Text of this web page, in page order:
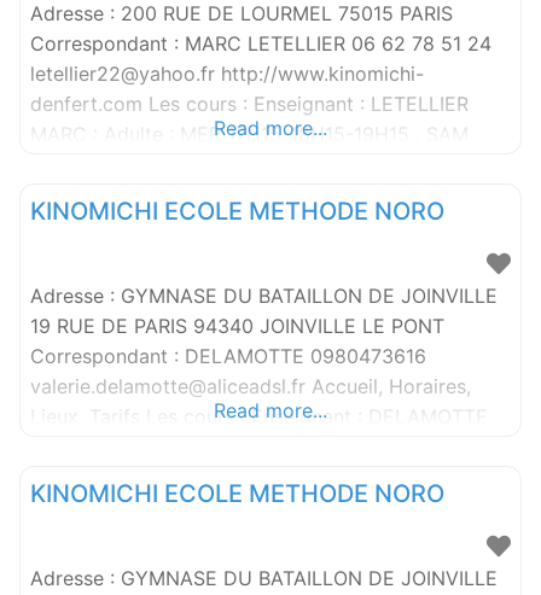
Adresse : 200 RUE DE LOURMEL 75015 PARIS
Correspondant : MARC LETELLIER 06 62 78 51 24
letellier22@yahoo.fr http://www.kinomichi-
denfert.com Les cours : Enseignant : LETELLIER
MARC : Adulte : MER 17H15-18H15-19H15 , SAM
Read more...
KINOMICHI ECOLE METHODE NORO
Adresse : GYMNASE DU BATAILLON DE JOINVILLE
19 RUE DE PARIS 94340 JOINVILLE LE PONT
Correspondant : DELAMOTTE 0980473616
valerie.delamotte@aliceadsl.fr Accueil, Horaires,
Lieux, Tarifs Les cours : Enseignant : DELAMOTTE
Read more...
KINOMICHI ECOLE METHODE NORO
Adresse : GYMNASE DU BATAILLON DE JOINVILLE